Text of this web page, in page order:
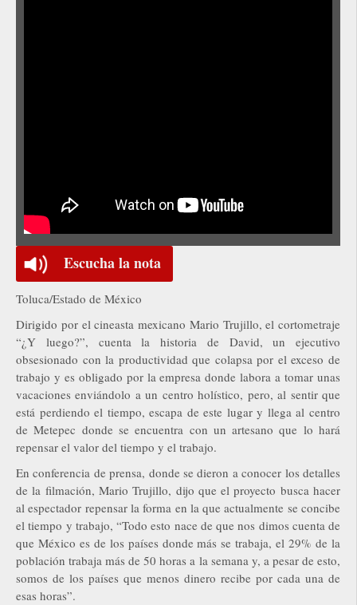
Escucha la nota
Toluca/Estado de México
Dirigido por el cineasta mexicano Mario Trujillo, el cortometraje
“¿Y luego?”, cuenta la historia de David, un ejecutivo
obsesionado con la productividad que colapsa por el exceso de
trabajo y es obligado por la empresa donde labora a tomar unas
vacaciones enviándolo a un centro holístico, pero, al sentir que
está perdiendo el tiempo, escapa de este lugar y llega al centro
de Metepec donde se encuentra con un artesano que lo hará
repensar el valor del tiempo y el trabajo.
En conferencia de prensa, donde se dieron a conocer los detalles
de la filmación, Mario Trujillo, dijo que el proyecto busca hacer
al espectador repensar la forma en la que actualmente se concibe
el tiempo y trabajo, “Todo esto nace de que nos dimos cuenta de
que México es de los países donde más se trabaja, el 29% de la
población trabaja más de 50 horas a la semana y, a pesar de esto,
somos de los países que menos dinero recibe por cada una de
esas horas”.